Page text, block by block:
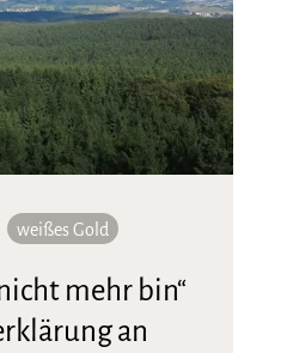
weißes Gold
mehr bin“
an